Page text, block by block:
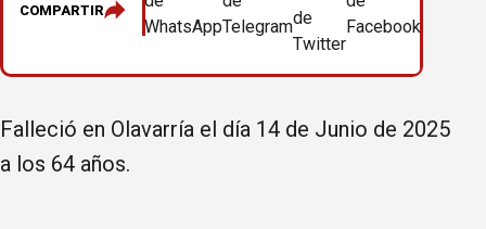
COMPARTIR
Falleció en Olavarría el día 14 de Junio de 2025
a los 64 años.